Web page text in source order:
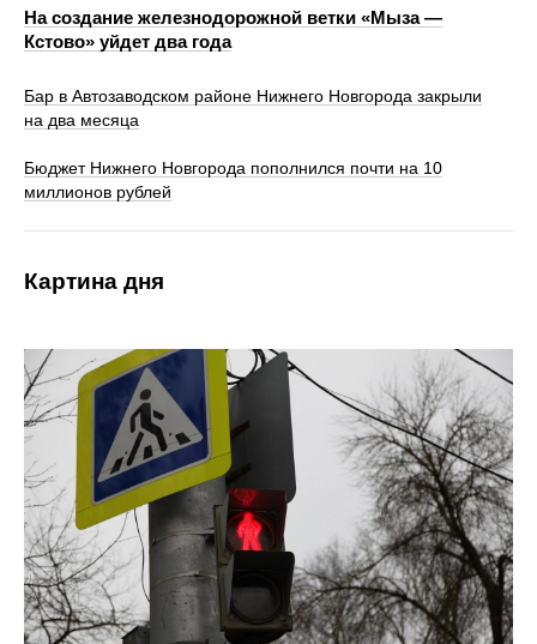
На создание железнодорожной ветки «Мыза —
Кстово» уйдет два года
Бар в Автозаводском районе Нижнего Новгорода закрыли
на два месяца
Бюджет Нижнего Новгорода пополнился почти на 10
миллионов рублей
Картина дня